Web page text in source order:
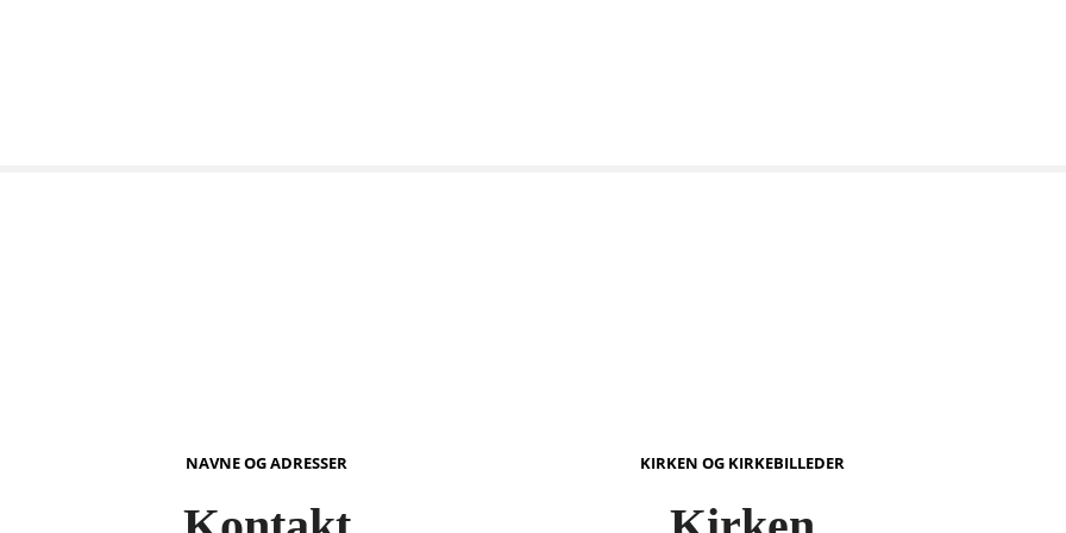
NAVNE OG ADRESSER KIRKEN OG KIRKEBILLEDER